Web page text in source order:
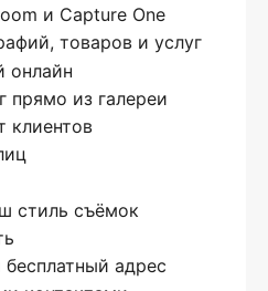
и Capture One
товаров и услуг
онлайн
прямо из галереи
клиентов
стиль съёмок
адрес